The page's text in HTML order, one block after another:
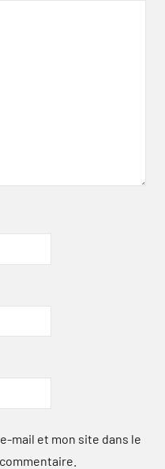
mail et mon site dans le